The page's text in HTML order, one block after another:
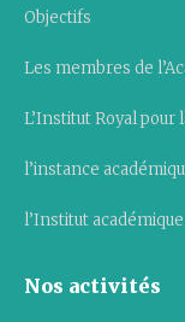
Objectifs
Les membres de
L’Institut Royal pour
l’instance
l’Institut
Nos activités